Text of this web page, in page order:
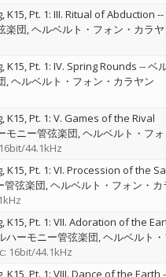
Pt. 1: III. Ritual of Abduction --
楽団 ヘルベルト・フォン・カラヤ
Pt. 1: IV. Spring Rounds --ベ
ヘルベルト・フォン・カラヤン
Pt. 1: V. Games of the Rival
モニー管弦楽団 ヘルベルト・フォ
44.1kHz
Pt. 1: VI. Procession of the
管弦楽団 ヘルベルト・フォン・カ
Pt. 1: VII. Adoration of the
ハーモニー管弦楽団 ヘルベルト
16bit/44.1kHz
Pt. 1: VIII. Dance of the Earth